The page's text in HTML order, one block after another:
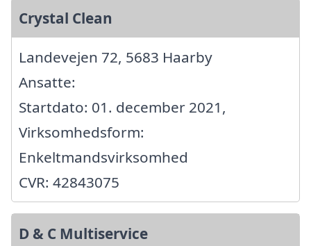
Crystal Clean
Landevejen 72, 5683 Haarby
Ansatte:
Startdato: 01. december 2021,
Virksomhedsform:
Enkeltmandsvirksomhed
CVR: 42843075
D & C Multiservice